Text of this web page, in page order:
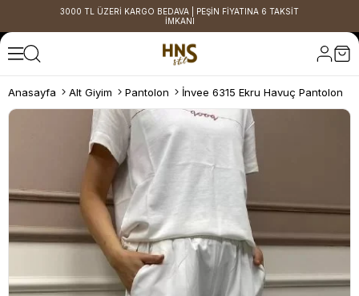
3000 TL ÜZERİ KARGO BEDAVA | PEŞİN FİYATINA 6 TAKSİT
İMKANI
Anasayfa Alt Giyim Pantolon İnvee 6315 Ekru Havuç Pantolon